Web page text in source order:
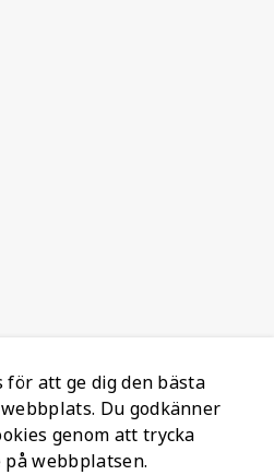
för att ge dig den bästa
Du godkänner
genom att trycka
på webbplatsen.